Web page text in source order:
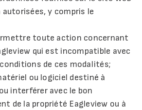
y compris le
toute action concernant
qui est incompatible avec
de ces modalités;
ou logiciel destiné à
interférer avec le bon
de la propriété Eagleview ou à